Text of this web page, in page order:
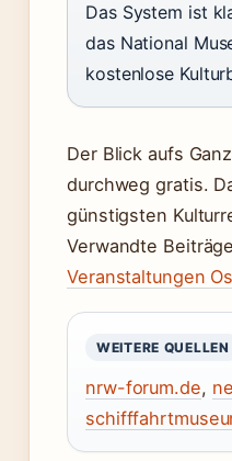
Das System ist
das National
kostenlose
Der Blick aufs
durchweg gratis.
günstigsten
Verwandte
Veranstaltungen
WEITERE QUELLEN
nrw-forum.de,